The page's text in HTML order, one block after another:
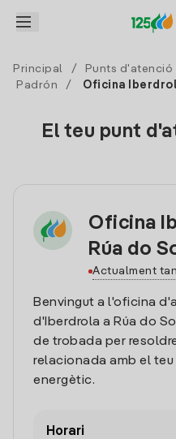
Principal / Punts
Padrón
/ Oficina
El teu punt
Oficina
Rúa do
Actualment
Benvingut a l'oficina
d'Iberdrola a Rúa do
de trobada per
relacionada amb el
energètic.
Horari